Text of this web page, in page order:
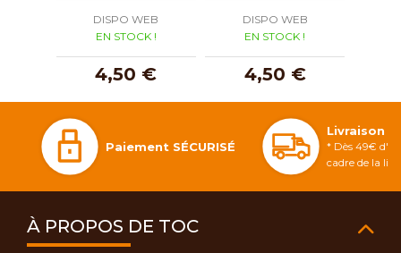
DISPO WEB
EN STOCK !
4,50 €
DISPO WEB
EN STOCK !
4,50 €
Paiement SÉCURISÉ
Livraison
* Dès 49€
cadre de la
À PROPOS DE TOC